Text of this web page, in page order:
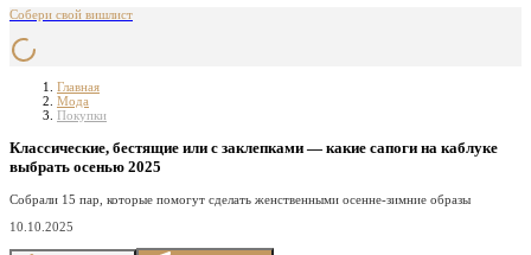
Собери свой вишлист
Главная
Мода
Покупки
Классические, бестящие или с заклепками — какие сапоги на каблуке
выбрать осенью 2025
Собрали 15 пар, которые помогут сделать женственными осенне-зимние образы
10.10.2025